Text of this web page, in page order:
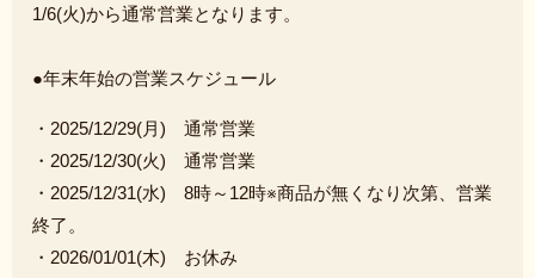
1/6(火)から通常営業となります。
●年末年始の営業スケジュール
・2025/12/29(月) 通常営業
・2025/12/30(火) 通常営業
・2025/12/31(水) 8時～12時※商品が無くなり次第、営業
終了。
・2026/01/01(木) お休み